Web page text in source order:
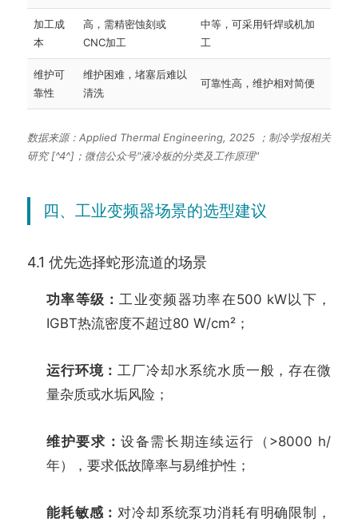
加工成
本
高，需精密蚀刻或
CNC加工
中等，可采用钎焊或机加
工
维护可
靠性
维护困难，堵塞后难以
清洗
可靠性高，维护相对简便
数据来源：Applied Thermal Engineering, 2025 ；制冷学报相关
研究 [^4^]；微信公众号"液冷板的分类及工作原理"
四、工业变频器场景的选型建议
4.1 优先选择蛇形流道的场景
功率等级：工业变频器功率在500 kW以下，
IGBT热流密度不超过80 W/cm²；
运行环境：工厂冷却水系统水质一般，存在微
量杂质或水垢风险；
维护要求：设备需长期连续运行（>8000 h/
年），要求低故障率与易维护性；
能耗敏感：对冷却系统泵功消耗有明确限制，